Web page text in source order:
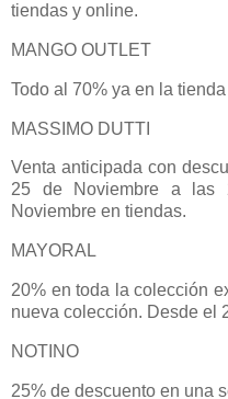
tiendas y online.
MANGO OUTLET
Todo al 70% ya en la
MASSIMO DUTTI
Venta anticipada con
25 de Noviembre a
Noviembre en tiendas.
MAYORAL
20% en toda la colección
nueva colección. Desde el
NOTINO
25% de descuento en una